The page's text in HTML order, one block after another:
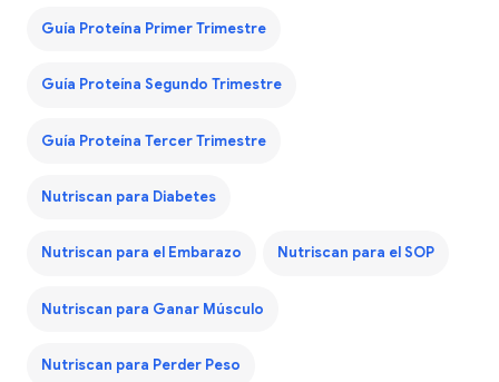
Guía Proteína Primer Trimestre
Guía Proteína Segundo Trimestre
Guía Proteína Tercer Trimestre
Nutriscan para Diabetes
Nutriscan para el Embarazo Nutriscan para el SOP
Nutriscan para Ganar Músculo
Nutriscan para Perder Peso